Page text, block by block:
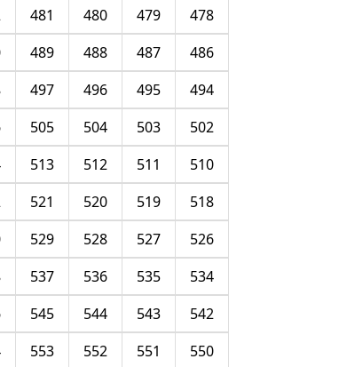
478
479
480
481
486
487
488
489
494
495
496
497
502
503
504
505
510
511
512
513
518
519
520
521
526
527
528
529
534
535
536
537
542
543
544
545
550
551
552
553